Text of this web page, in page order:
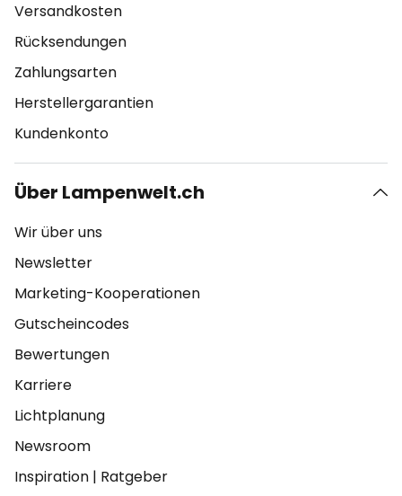
Versandkosten
Rücksendungen
Zahlungsarten
Herstellergarantien
Kundenkonto
Über Lampenwelt.ch
Wir über uns
Newsletter
Marketing-Kooperationen
Gutscheincodes
Bewertungen
Karriere
Lichtplanung
Newsroom
Inspiration | Ratgeber